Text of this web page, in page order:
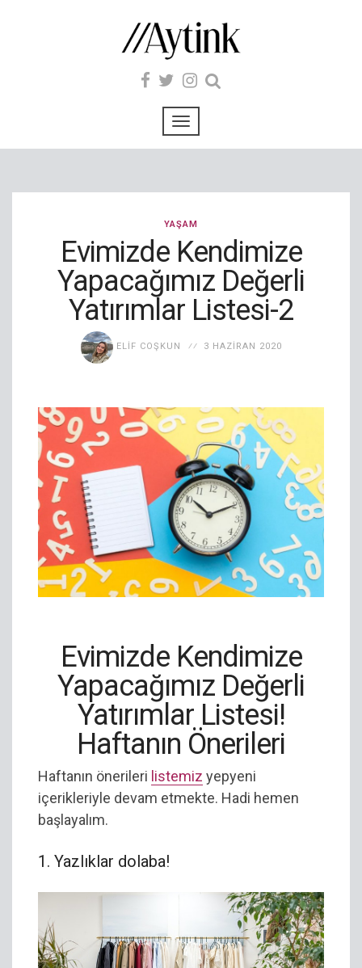
YAŞAM
Evimizde Kendimize
Yapacağımız Değerli
Yatırımlar Listesi-2
ELIF COŞKUN 3 HAZIRAN 2020
Evimizde Kendimize
Yapacağımız Değerli
Yatırımlar Listesi!
Haftanın Önerileri
Haftanın önerileri listemiz yepyeni
içerikleriyle devam etmekte. Hadi hemen
başlayalım.
1. Yazlıklar dolaba!